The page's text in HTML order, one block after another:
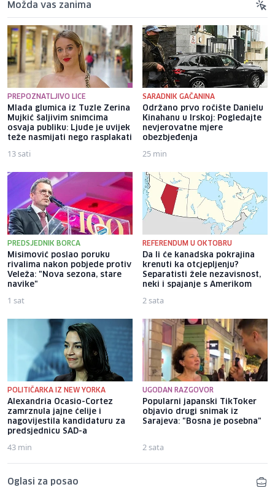
Možda vas zanima
PREPOZNATLJIVO LICE
Mlada glumica iz Tuzle Zerina
Mujkić šaljivim snimcima
osvaja publiku: Ljude je uvijek
teže nasmijati nego rasplakati
13 sati
SARADNIK GAČANINA
Održano prvo ročište Danielu
Kinahanu u Irskoj: Pogledajte
nevjerovatne mjere
obezbjeđenja
25 min
PREDSJEDNIK BORCA
Misimović poslao poruku
rivalima nakon pobjede protiv
Veleža: "Nova sezona, stare
navike"
1 sat
REFERENDUM U OKTOBRU
Da li će kanadska pokrajina
krenuti ka otcjepljenju?
Separatisti žele nezavisnost,
neki i spajanje s Amerikom
2 sata
POLITIČARKA IZ NEW YORKA
Alexandria Ocasio-Cortez
zamrznula jajne ćelije i
nagovijestila kandidaturu za
predsjednicu SAD-a
43 min
UGODAN RAZGOVOR
Popularni japanski TikToker
objavio drugi snimak iz
Sarajeva: "Bosna je posebna"
2 sata
Oglasi za posao